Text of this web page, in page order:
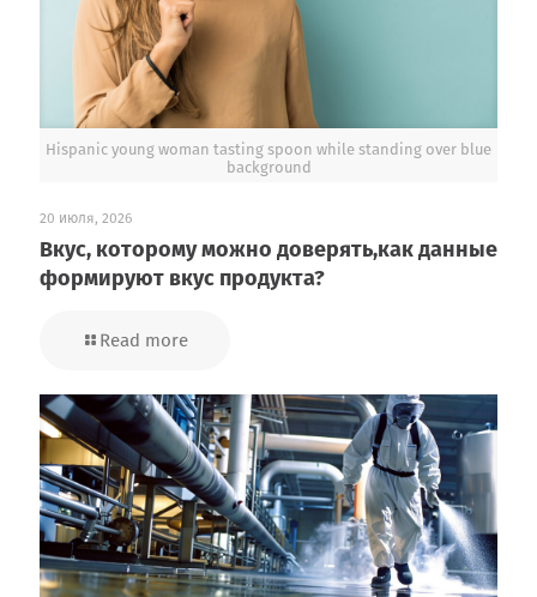
Hispanic young woman tasting spoon while standing over blue
background
20 июля, 2026
Вкус, которому можно доверять,как данные
формируют вкус продукта?
Read more